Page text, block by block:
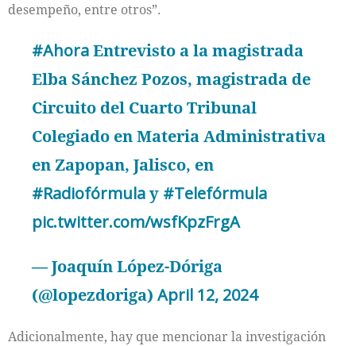
desempeño, entre otros”.
#AhoraEntrevisto a la magistrada
Elba Sánchez Pozos, magistrada de
Circuito del Cuarto Tribunal
Colegiado en Materia Administrativa
en Zapopan, Jalisco, en
#Radiofórmulay #Telefórmula
pic.twitter.com/wsfKpzFrgA
— Joaquín López-Dóriga
(@lopezdoriga) April 12, 2024
Adicionalmente, hay que mencionar la investigación